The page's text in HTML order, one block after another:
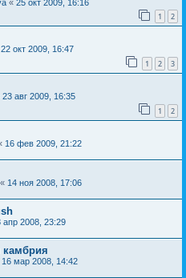
« 25 окт 2009, 16:16
1 2
22 окт 2009, 16:47
1 2 3
23 авг 2009, 16:35
1 2
16 фев 2009, 21:22
« 14 ноя 2008, 17:06
апр 2008, 23:29
камбрия
16 мар 2008, 14:42